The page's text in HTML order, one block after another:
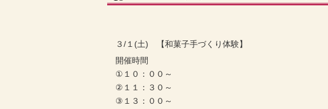
３/１(土) 【和菓子手づくり体験】
開催時間
①１０：００～
②１１：３０～
③１３：００～